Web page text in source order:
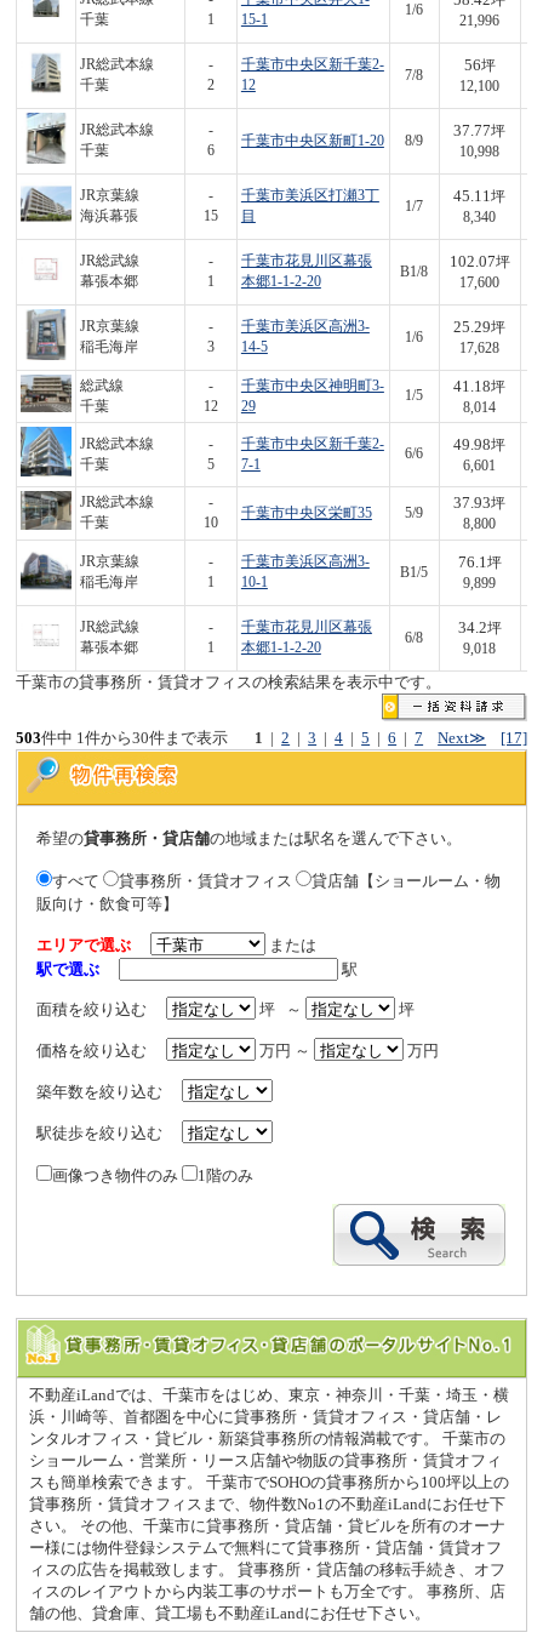
千葉
1
15-1
1/6
21,996
JR総武本線
千葉
-
2
千葉市中央区新千葉2-
12
7/8
56坪
12,100
JR総武本線
千葉
-
6
千葉市中央区新町1-20 8/9
37.77坪
10,998
JR京葉線
海浜幕張
-
15
千葉市美浜区打瀬3丁
目
1/7
45.11坪
8,340
JR総武線
幕張本郷
-
1
千葉市花見川区幕張
本郷1-1-2-20
B1/8
102.07坪
17,600
JR京葉線
稲毛海岸
-
3
千葉市美浜区高洲3-
14-5
1/6
25.29坪
17,628
総武線
千葉
-
12
千葉市中央区神明町3-
29
1/5
41.18坪
8,014
JR総武本線
千葉
-
5
千葉市中央区新千葉2-
7-1
6/6
49.98坪
6,601
JR総武本線
千葉
-
10
千葉市中央区栄町35 5/9
37.93坪
8,800
JR京葉線
稲毛海岸
-
1
千葉市美浜区高洲3-
10-1
B1/5
76.1 坪
9,899
JR総武線
幕張本郷
-
1
千葉市花見川区幕張
本郷1-1-2-20
6/8
34.2坪
9,018
千葉市の貸事務所・賃貸オフィスの検索結果を表示中です。
1 |2 |3 |4 |5 |6 |7 Next≫ [17]
503件中 1件から30件まで表示
希望の貸事務所・貸店舗の地域または駅名を選んで下さい。
すべて 貸事務所・賃貸オフィス
貸店舗【ショールーム・物
販向け・飲食可等】
エリアで選ぶ
または
駅で選ぶ
駅
面積を絞り込む 坪 ～ 坪
価格を絞り込む 万円 ～ 万円
築年数を絞り込む
駅徒歩を絞り込む
画像つき物件のみ 1階のみ
不動産iLandでは、千葉市をはじめ、東京・神奈川・千葉・埼玉・横
浜・川崎等、首都圏を中心に貸事務所・賃貸オフィス・貸店舗・レ
ンタルオフィス・貸ビル・新築貸事務所の情報満載です。 千葉市の
ショールーム・営業所・リース店舗や物販の貸事務所・賃貸オフィ
スも簡単検索できます。 千葉市でSOHOの貸事務所から100坪以上の
貸事務所・賃貸オフィスまで、物件数No1の不動産iLandにお任せ下
さい。 その他、千葉市に貸事務所・貸店舗・貸ビルを所有のオーナ
ー様には物件登録システムで無料にて貸事務所・貸店舗・賃貸オフ
ィスの広告を掲載致します。 貸事務所・貸店舗の移転手続き、オフ
ィスのレイアウトから内装工事のサポートも万全です。 事務所、店
舗の他、貸倉庫、貸工場も不動産iLandにお任せ下さい。